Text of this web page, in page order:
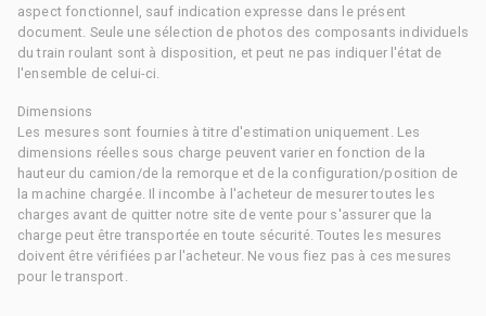
aspect fonctionnel, sauf indication expresse dans le présent
document. Seule une sélection de photos des composants individuels
du train roulant sont à disposition, et peut ne pas indiquer l'état de
l'ensemble de celui-ci.
Dimensions
Les mesures sont fournies à titre d'estimation uniquement. Les
dimensions réelles sous charge peuvent varier en fonction de la
hauteur du camion/de la remorque et de la configuration/position de
la machine chargée. Il incombe à l'acheteur de mesurer toutes les
charges avant de quitter notre site de vente pour s'assurer que la
charge peut être transportée en toute sécurité. Toutes les mesures
doivent être vérifiées par l'acheteur. Ne vous fiez pas à ces mesures
pour le transport.